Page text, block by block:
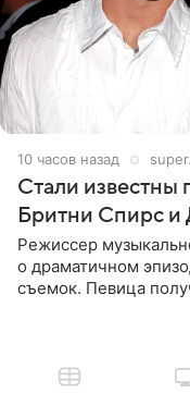
10 часов назад
Стали известны
Бритни Спирс и
Режиссер
о драматичном
съемок. Певица